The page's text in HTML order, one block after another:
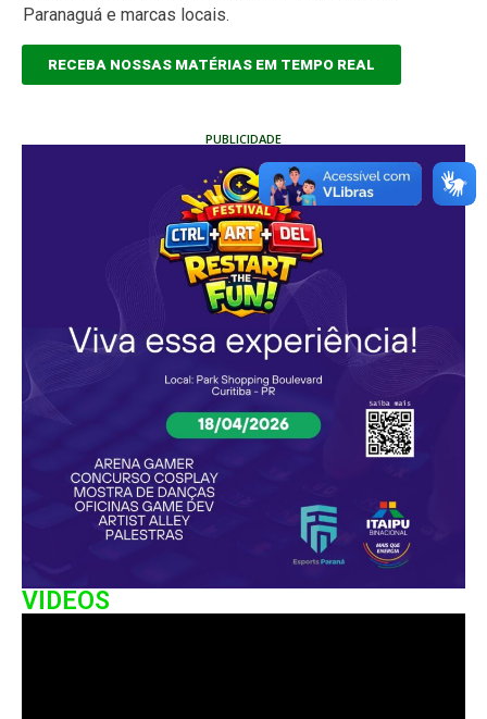
Paranaguá e marcas locais.
RECEBA NOSSAS MATÉRIAS EM TEMPO REAL
PUBLICIDADE
VIDEOS